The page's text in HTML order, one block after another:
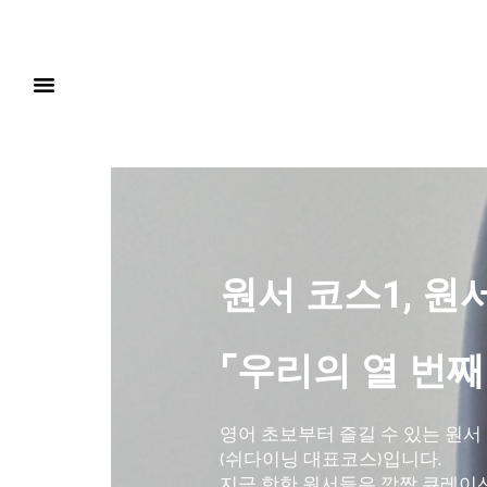
원서 코스1, 원
⌜우리의 열 번
영어 초보부터 즐길 수 있는 원
(쉬다이닝 대표코스)입니다.